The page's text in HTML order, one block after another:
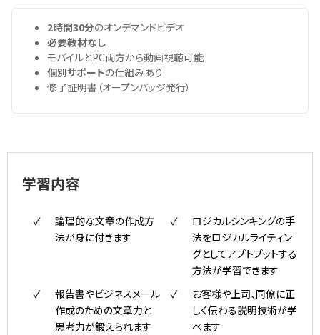
2時間30分のオンデマンドビデオ
必要教材なし
モバイルとPC両方から動画視聴可能
個別サポートの仕組みあり
修了証明書（オープンバッジ発行）
学習内容
論理的な文章の作成方
法が身に付きます
ロジカルシンキングの手
法をロジカルライティン
グとしてアプトプットする
方法が学習できます
報告書やビジネスメール
作成のための文章力と
思考力が鍛えられます
お客様や上司、同僚に正
しく伝わる説明技術が学
べます